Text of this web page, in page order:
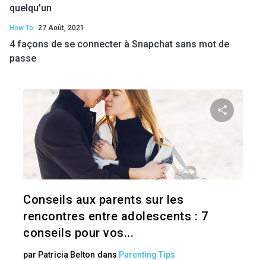
quelqu'un
How To 27 Août, 2021
4 façons de se connecter à Snapchat sans mot de
passe
Conseils aux parents sur les
rencontres entre adolescents : 7
conseils pour vos...
par Patricia Belton dans Parenting Tips